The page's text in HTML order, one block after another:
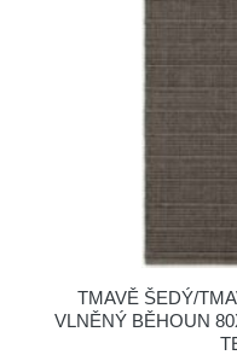
TMAVĚ ŠEDÝ/
VLNĚNÝ BĚHOUN